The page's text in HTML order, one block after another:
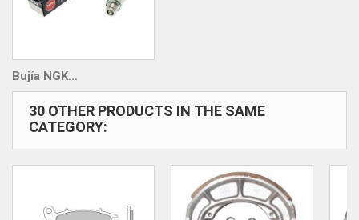
Bujía NGK...
30 OTHER PRODUCTS IN THE SAME
CATEGORY: